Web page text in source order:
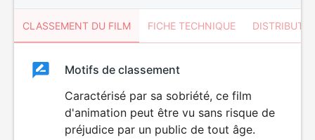
CLASSEMENT DU FILM FICHE TECHNIQUE
ClassementClassement
Motifs de classement
Caractérisé par sa sobriété, ce film
d'animation peut être vu sans risque de
préjudice par un public de tout âge.